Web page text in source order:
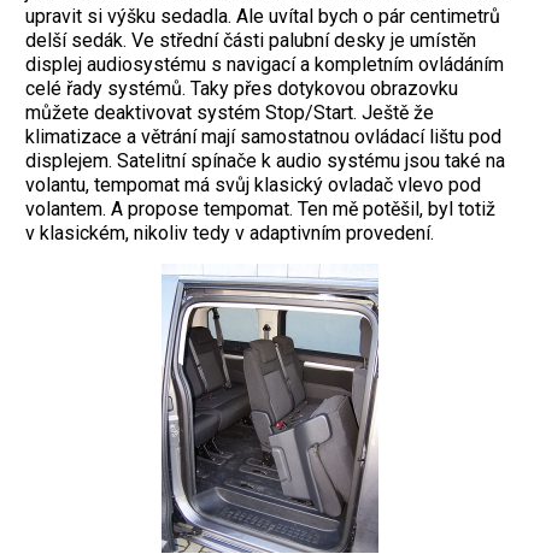
upravit si výšku sedadla. Ale uvítal bych o pár centimetrů
delší sedák. Ve střední části palubní desky je umístěn
displej audiosystému s navigací a kompletním ovládáním
celé řady systémů. Taky přes dotykovou obrazovku
můžete deaktivovat systém Stop/Start. Ještě že
klimatizace a větrání mají samostatnou ovládací lištu pod
displejem. Satelitní spínače k audio systému jsou také na
volantu, tempomat má svůj klasický ovladač vlevo pod
volantem. A propose tempomat. Ten mě potěšil, byl totiž
v klasickém, nikoliv tedy v adaptivním provedení.